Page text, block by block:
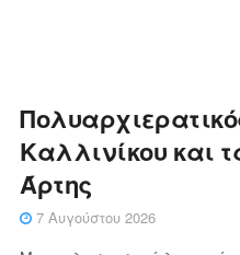
Καλλινίκου και
Άρτης
7 Αυγούστου 2026